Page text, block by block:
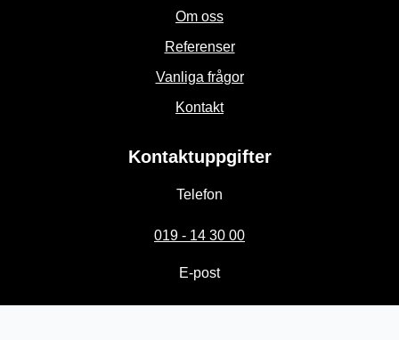
Om oss
Referenser
Vanliga frågor
Kontakt
Kontaktuppgifter
Telefon
019 - 14 30 00
E-post